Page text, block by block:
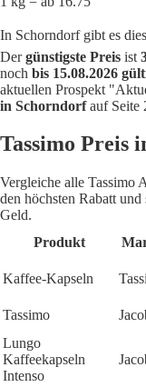
In Schorndorf gibt es
Dergünstigste Preis ist
noch bis 15.08.2026
aktuellen Prospekt
in Schorndorfauf Seite
Tassimo Preis
Vergleiche alle Tassimo
den höchsten Rabatt
Geld.
Produkt
Kaffee-Kapseln
Tassimo
Lungo
Kaffeekapseln
Intenso